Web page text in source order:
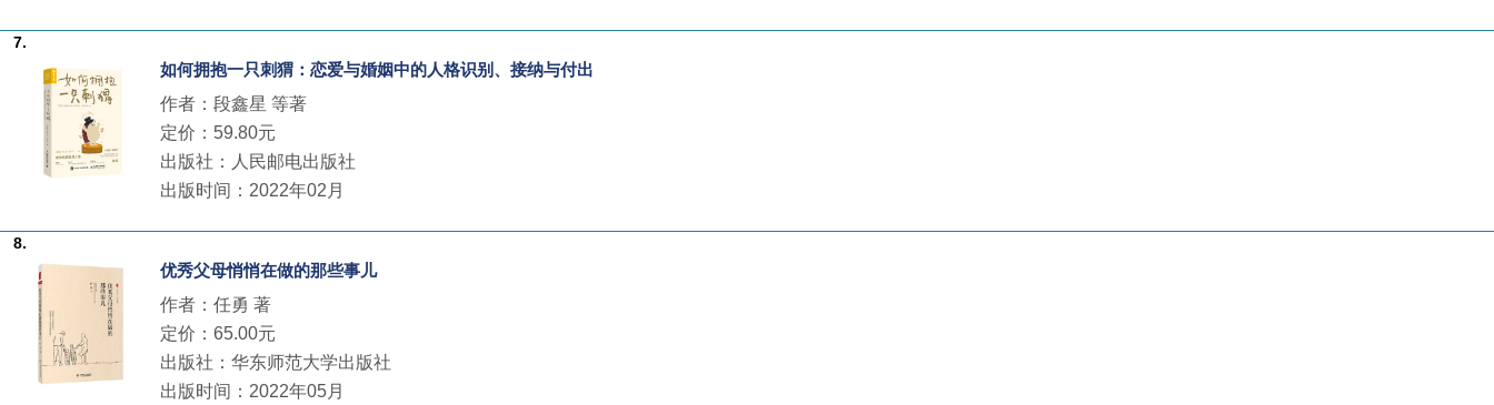
7.
如何拥抱一只刺猬：恋爱与婚姻中的人格识别、接纳与付出
作者：段鑫星 等著
定价：59.80元
出版社：人民邮电出版社
出版时间：2022年02月
8.
优秀父母悄悄在做的那些事儿
作者：任勇 著
定价：65.00元
出版社：华东师范大学出版社
出版时间：2022年05月